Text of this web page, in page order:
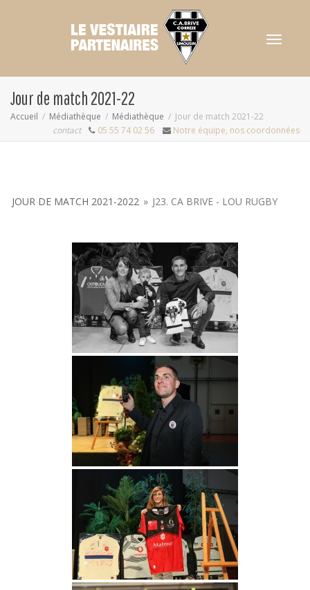
navigation
Jour de match 2021-22
Accueil Médiathèque Médiathèque
Jour de match 2021-22
contact
05 55 74 02 56 Notre équipe, nos coordonnées
JOUR DE MATCH 2021-2022 » J23. CA BRIVE - LOU RUGBY